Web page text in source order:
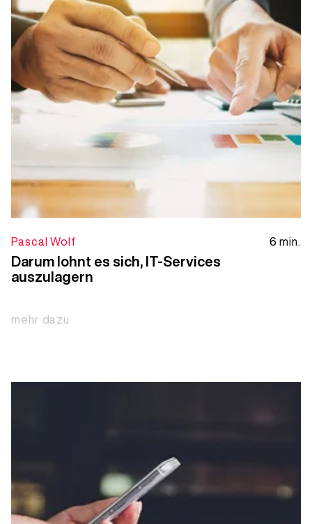
Pascal Wolf 6 min.
Darum lohnt es sich, IT-Services
auszulagern
mehr dazu